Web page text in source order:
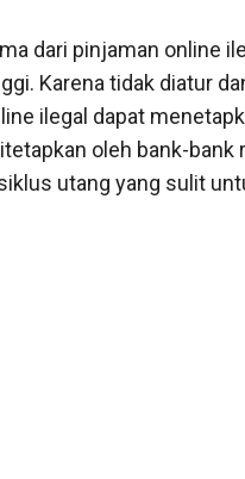
dari pinjaman online
Karena tidak diatur
ilegal dapat
oleh bank-
utang yang sulit